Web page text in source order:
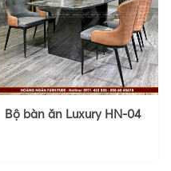
Bộ bàn ăn Luxury HN-04